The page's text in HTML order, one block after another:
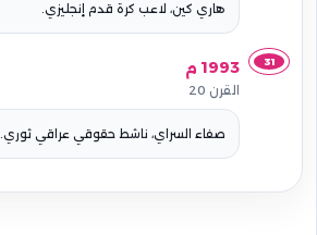
هاري كين، لاعب كرة قدم إنجليزي.
31 1993 م
القرن 20
صفاء السراي، ناشط حقوقي عراقي ثوري.